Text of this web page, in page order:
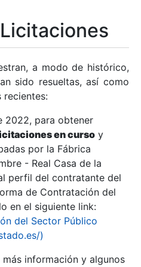
a modo de histórico,
sido resueltas, así como
recientes:
2022, para obtener
en curso y
por la Fábrica
- Real Casa de la
perfil del contratante del
de Contratación del
en el siguiente link:
del Sector Público
)
información y algunos